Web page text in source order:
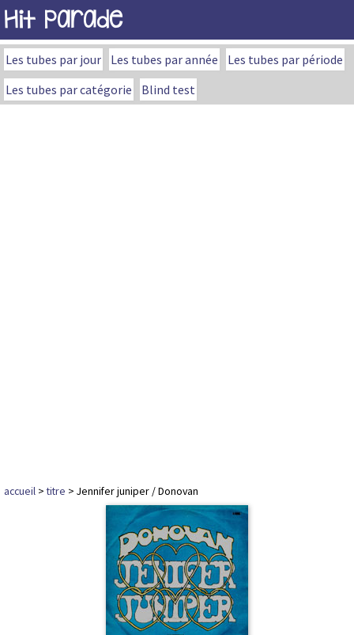
Hit Parade
Les tubes par jour Les tubes par année
Les tubes par période
Les tubes par catégorie
Blind test
accueil >titre > Jennifer juniper / Donovan